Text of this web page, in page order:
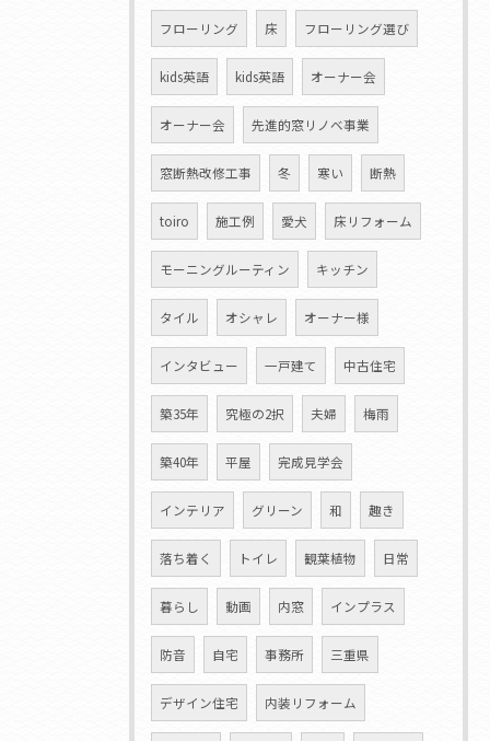
フローリング 床 フローリング選び
kids英語 kids英語 オーナー会
オーナー会 先進的窓リノベ事業
窓断熱改修工事 冬 寒い 断熱
toiro 施工例 愛犬 床リフォーム
モーニングルーティン キッチン
タイル オシャレ オーナー様
インタビュー 一戸建て 中古住宅
築35年 究極の2択 夫婦 梅雨
築40年 平屋 完成見学会
インテリア グリーン 和 趣き
落ち着く トイレ 観葉植物 日常
暮らし 動画 内窓 インプラス
防音 自宅 事務所 三重県
デザイン住宅 内装リフォーム